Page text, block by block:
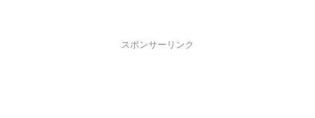
スポンサーリンク